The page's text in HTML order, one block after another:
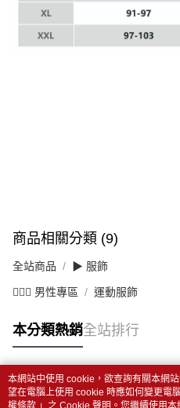
商品相關分類 (9)
全站商品 ▶ 服飾
💁🏻‍♂️ 男性專區 運動服飾
本分類熱銷全站排行
熱門標籤
本網站中使用 cookie，欲查詢有關本網
望在電腦上使用 cookie 時應如何變更電
權條款 」之 Cookie 聲明。您繼續使用本